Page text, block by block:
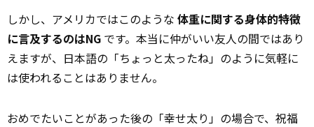
しかし、アメリカではこのような 体重に関する身体的特徴
に言及するのはNG です。本当に仲がいい友人の間ではあり
えますが、日本語の「ちょっと太ったね」のように気軽に
は使われることはありません。
おめでたいことがあった後の「幸せ太り」の場合で、祝福